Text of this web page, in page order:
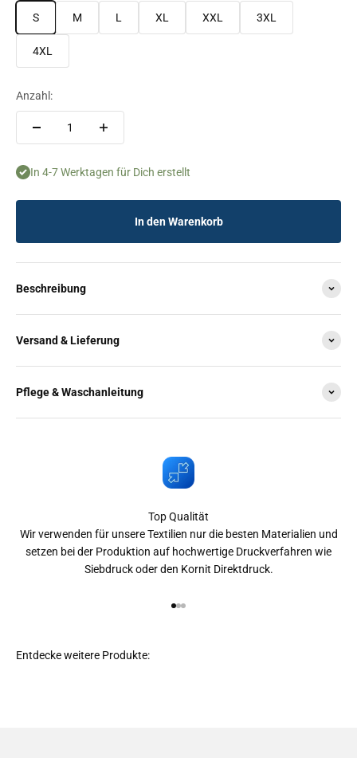
S M L XL XXL 3XL
4XL
Anzahl:
In 4-7 Werktagen für Dich erstellt
In den Warenkorb
Beschreibung
Versand & Lieferung
Pflege & Waschanleitung
Top Qualität
Wir verwenden für unsere Textilien nur die besten Materialien und
setzen bei der Produktion auf hochwertige Druckverfahren wie
Siebdruck oder den Kornit Direktdruck.